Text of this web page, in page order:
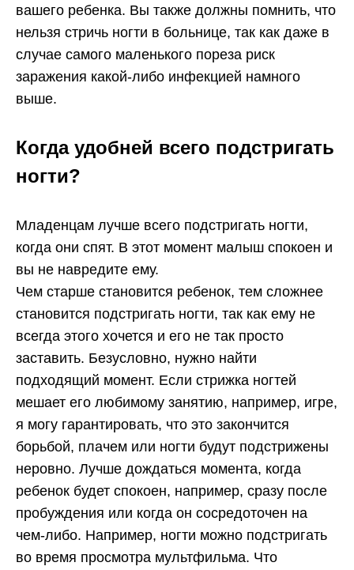
вашего ребенка. Вы также должны помнить, что
нельзя стричь ногти в больнице, так как даже в
случае самого маленького пореза риск
заражения какой-либо инфекцией намного
выше.
Когда удобней всего подстригать
ногти?
Младенцам лучше всего подстригать ногти,
когда они спят. В этот момент малыш спокоен и
вы не навредите ему.
Чем старше становится ребенок, тем сложнее
становится подстригать ногти, так как ему не
всегда этого хочется и его не так просто
заставить. Безусловно, нужно найти
подходящий момент. Если стрижка ногтей
мешает его любимому занятию, например, игре,
я могу гарантировать, что это закончится
борьбой, плачем или ногти будут подстрижены
неровно. Лучше дождаться момента, когда
ребенок будет спокоен, например, сразу после
пробуждения или когда он сосредоточен на
чем-либо. Например, ногти можно подстригать
во время просмотра мультфильма. Что